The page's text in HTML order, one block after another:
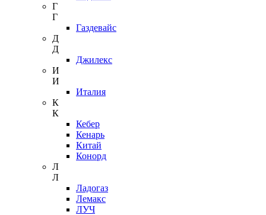
Г
Г
Газдевайс
Д
Д
Джилекс
И
И
Италия
К
К
Кебер
Кенарь
Китай
Конорд
Л
Л
Ладогаз
Лемакс
ЛУЧ